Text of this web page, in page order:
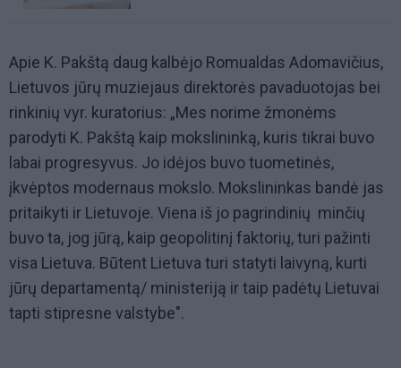
Apie K. Pakštą daug kalbėjo Romualdas Adomavičius,
Lietuvos jūrų muziejaus direktorės pavaduotojas bei
rinkinių vyr. kuratorius: „Mes norime žmonėms
parodyti K. Pakštą kaip mokslininką, kuris tikrai buvo
labai progresyvus. Jo idėjos buvo tuometinės,
įkvėptos modernaus mokslo. Mokslininkas bandė jas
pritaikyti ir Lietuvoje. Viena iš jo pagrindinių minčių
buvo ta, jog jūrą, kaip geopolitinį faktorių, turi pažinti
visa Lietuva. Būtent Lietuva turi statyti laivyną, kurti
jūrų departamentą/ ministeriją ir taip padėtų Lietuvai
tapti stipresne valstybe".